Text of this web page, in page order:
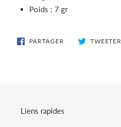
Poids : 7 gr
PARTAGER PARTAGERTWEETER
Liens rapides